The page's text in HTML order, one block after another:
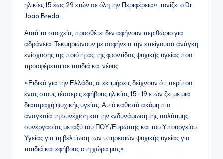
ηλικίες 15 έως 29 ετών σε όλη την Περιφέρεια», τονίζει ο Dr
Joao Breda.
Αυτά τα στοιχεία, προσθέτει δεν αφήνουν περιθώριο για
αδράνεια. Τεκμηριώνουν με σαφήνεια την επείγουσα ανάγκη
ενίσχυσης της ποιότητας της φροντίδας ψυχικής υγείας που
προσφέρεται σε παιδιά και νέους.
«Ειδικά για την Ελλάδα, οι εκτιμήσεις δείχνουν ότι περίπου
ένας στους τέσσερις εφήβους ηλικίας 15-19 ετών ζει με μια
διαταραχή ψυχικής υγείας. Αυτό καθιστά ακόμη πιο
αναγκαία τη συνέχιση και την ενδυνάμωση της πολύτιμης
συνεργασίας μεταξύ του ΠΟΥ/Ευρώπης και του Υπουργείου
Υγείας για τη βελτίωση των υπηρεσιών ψυχικής υγείας για
παιδιά και εφήβους στη χώρα μας».